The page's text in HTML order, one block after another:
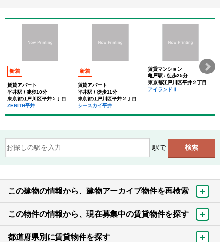
新着
賃貸アパート
平井駅 / 徒歩10分
東京都江戸川区平井２丁目
ZENITH平井
新着
賃貸アパート
平井駅 / 徒歩11分
東京都江戸川区平井２丁目
シースカイ平井
賃貸マンション
亀戸駅 / 徒歩25分
東京都江戸川区平井２丁目
アイランドⅡ
駅で
この建物の情報から、建物アーカイブ物件を再検索
この物件の情報から、現在募集中の賃貸物件を探す
都道府県別に賃貸物件を探す